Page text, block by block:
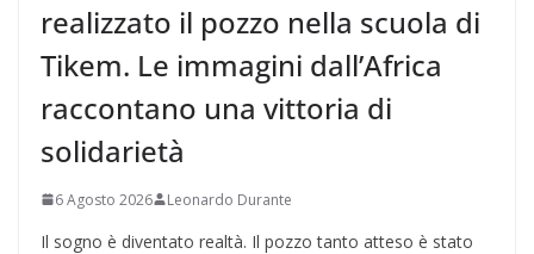
realizzato il pozzo nella scuola di
Tikem. Le immagini dall’Africa
raccontano una vittoria di
solidarietà
6 Agosto 2026 Leonardo Durante
Il sogno è diventato realtà. Il pozzo tanto atteso è stato